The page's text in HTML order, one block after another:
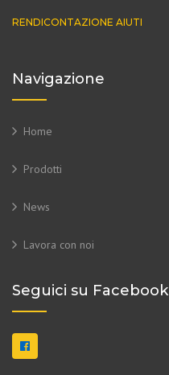
RENDICONTAZIONE AIUTI
Navigazione
Home
Prodotti
News
Lavora con noi
Seguici su Facebook